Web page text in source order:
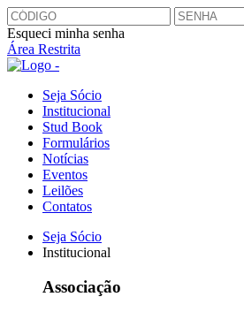
Esqueci minha senha
Área Restrita
Seja Sócio
Institucional
Stud Book
Formulários
Notícias
Eventos
Leilões
Contatos
Seja Sócio
Institucional
Associação